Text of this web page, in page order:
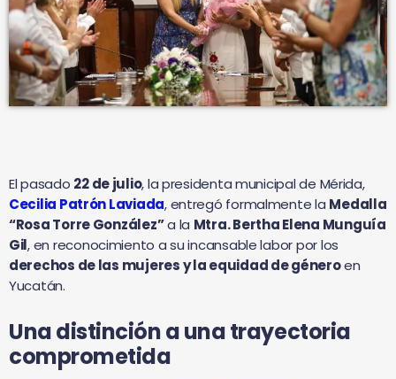
El pasado 22 de julio, la presidenta municipal de Mérida,
Cecilia Patrón Laviada, entregó formalmente la Medalla
“Rosa Torre González”a la Mtra. Bertha Elena Munguía
Gil, en reconocimiento a su incansable labor por los
derechos de las mujeres y la equidad de géneroen
Yucatán.
Una distinción a una trayectoria
comprometida